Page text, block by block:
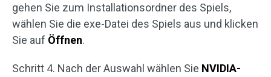
gehen Sie zum Installationsordner des Spiels,
wählen Sie die exe-Datei des Spiels aus und klicken
Sie auf Öffnen.
Schritt 4. Nach der Auswahl wählen Sie NVIDIA-